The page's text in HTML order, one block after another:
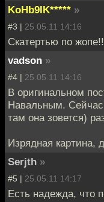
KoHb9IK***** »
#3 | 25.05.11 14:16
Скатертью по
vadson »
#4 | 25.05.11 14:16
В оригинальном
Навальным.
там она зовется)
Изрядная картина,
Serjth »
#5 | 25.05.11 14:17
Есть надежда, что